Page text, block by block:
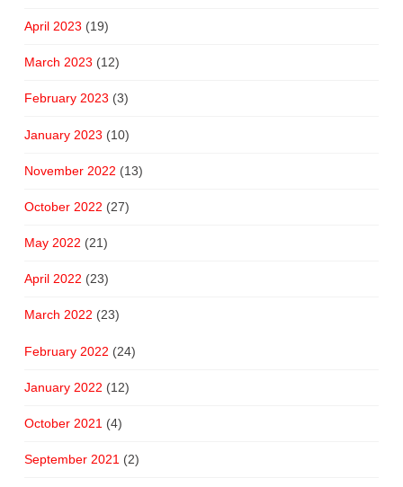
April 2023 (19)
March 2023 (12)
February 2023 (3)
January 2023 (10)
November 2022 (13)
October 2022 (27)
May 2022 (21)
April 2022 (23)
March 2022 (23)
February 2022 (24)
January 2022 (12)
October 2021 (4)
September 2021 (2)